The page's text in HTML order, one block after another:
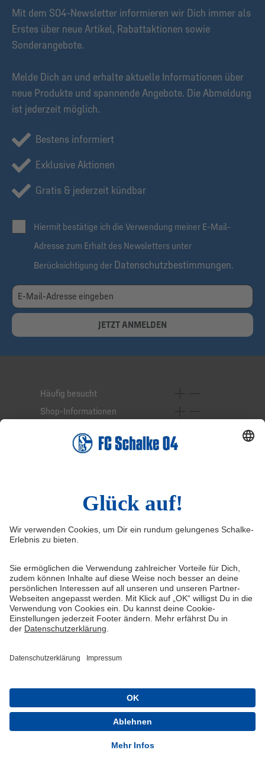
Mit dem S04-Newsletter informieren wir Dich immer als
Erstes über neue Artikel, Rabattaktionen sowie
Sonderangebote.
Melde Dich an und erhalte aktuelle Informationen über
neue Produkte und spannende Angebote. Die Abmeldung
ist jederzeit möglich.
Bestens informiert
Exklusive Aktionen
Gratis & jederzeit kündbar
Hiermit bestätige ich die Verwendung meiner E-Mail-
Adresse zum Erhalt des Newsletters unter
Berücksichtigung der Datenschutzbestimmungen.
JETZT ANMELDEN
Häufig besucht
Shop-Informationen
Service-Hotline
Widerruf Vertrag widerrufen
AGB
Cookie-Einstellungen
Datenschutzerklärung Impressum